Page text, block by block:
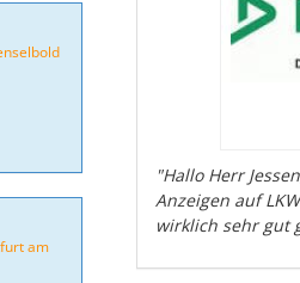
am
"Hallo Herr
Anzeigen auf
wirklich sehr gut